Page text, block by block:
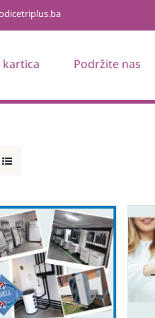
kartica Podržite nas